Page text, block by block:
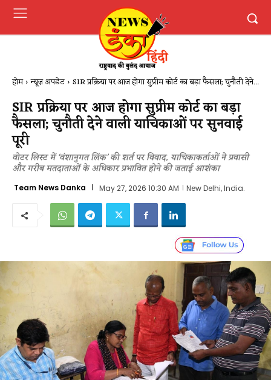
होम न्यूज़ अपडेट SIR प्रक्रिया पर आज होगा सुप्रीम कोर्ट का बड़ा फैसला; चुनौती देने...
SIR प्रक्रिया पर आज होगा सुप्रीम कोर्ट का बड़ा
फैसला; चुनौती देने वाली याचिकाओं पर सुनवाई
पूरी
वोटर लिस्ट में ‘वंशानुगत लिंक’ की शर्त पर विवाद, याचिकाकर्ताओं ने प्रवासी
और गरीब मतदाताओं के अधिकार प्रभावित होने की जताई आशंका
Team News Danka May 27, 2026 10:30 AM New Delhi, India.